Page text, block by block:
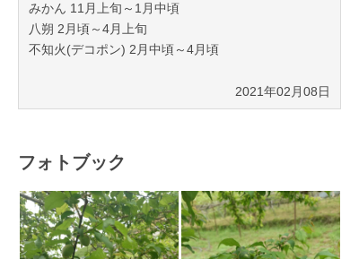
みかん 11月上旬～1月中頃
八朔 2月頃～4月上旬
不知火(デコポン) 2月中頃～4月頃
2021年02月08日
フォトブック